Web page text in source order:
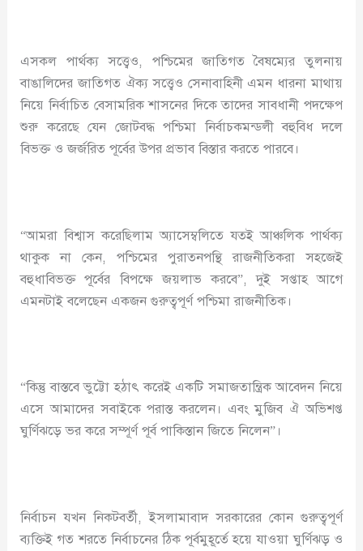
এসকল পার্থক্য সত্ত্বেও, পশ্চিমের জাতিগত বৈষম্যের তুলনায়
বাঙালিদের জাতিগত ঐক্য সত্ত্বেও সেনাবাহিনী এমন ধারনা মাথায়
নিয়ে নির্বাচিত বেসামরিক শাসনের দিকে তাদের সাবধানী পদক্ষেপ
শুরু করেছে যেন জোটবদ্ধ পশ্চিমা নির্বাচকমন্ডলী বহুবিধ দলে
বিভক্ত ও জর্জরিত পূর্বের উপর প্রভাব বিস্তার করতে পারবে।
“আমরা বিশ্বাস করেছিলাম অ্যাসেম্বলিতে যতই আঞ্চলিক পার্থক্য
থাকুক না কেন, পশ্চিমের পুরাতনপন্থি রাজনীতিকরা সহজেই
বহুধাবিভক্ত পূর্বের বিপক্ষে জয়লাভ করবে”, দুই সপ্তাহ আগে
এমনটাই বলেছেন একজন গুরুত্বপূর্ণ পশ্চিমা রাজনীতিক।
“কিন্তু বাস্তবে ভুট্টো হঠাৎ করেই একটি সমাজতান্ত্রিক আবেদন নিয়ে
এসে আমাদের সবাইকে পরাস্ত করলেন। এবং মুজিব ঐ অভিশপ্ত
ঘুর্ণিঝড়ে ভর করে সম্পূর্ণ পূর্ব পাকিস্তান জিতে নিলেন”।
নির্বাচন যখন নিকটবর্তী, ইসলামাবাদ সরকারের কোন গুরুত্বপূর্ণ
ব্যক্তিই গত শরতে নির্বাচনের ঠিক পূর্বমুহূর্তে হয়ে যাওয়া ঘুর্ণিঝড় ও